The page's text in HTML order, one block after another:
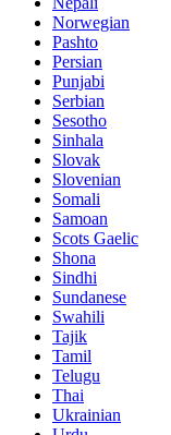
Norwegian
Pashto
Persian
Punjabi
Serbian
Sesotho
Sinhala
Slovak
Slovenian
Somali
Samoan
Scots Gaelic
Shona
Sindhi
Sundanese
Swahili
Tajik
Tamil
Telugu
Thai
Ukrainian